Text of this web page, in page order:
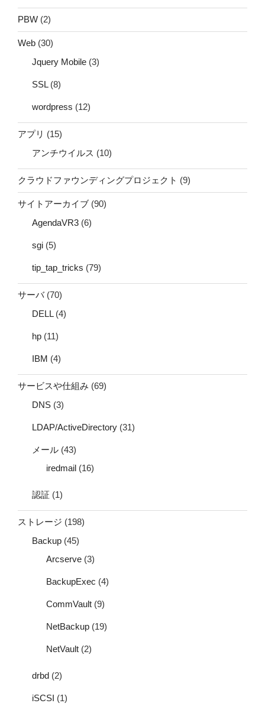
PBW (2)
Web (30)
Jquery Mobile (3)
SSL(8)
wordpress (12)
アプリ (15)
アンチウイルス (10)
クラウドファウンディングプロジェクト (9)
サイトアーカイブ (90)
AgendaVR3 (6)
sgi (5)
tip_tap_tricks (79)
サーバ(70)
DELL(4)
hp (11)
IBM (4)
サービスや仕組み (69)
DNS (3)
LDAP/ActiveDirectory (31)
メール (43)
iredmail (16)
認証 (1)
ストレージ (198)
Backup (45)
Arcserve (3)
BackupExec (4)
CommVault (9)
NetBackup (19)
NetVault (2)
drbd (2)
iSCSI (1)